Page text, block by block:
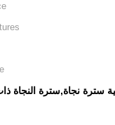
سترة نجاة,سترة النجاة